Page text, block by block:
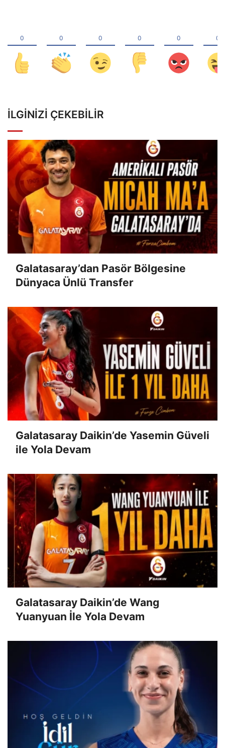
İLGINIZI ÇEKEBILIR
Galatasaray’dan Pasör Bölgesine
Dünyaca Ünlü Transfer
Galatasaray Daikin’de Yasemin Güveli
ile Yola Devam
Galatasaray Daikin’de Wang
Yuanyuan İle Yola Devam